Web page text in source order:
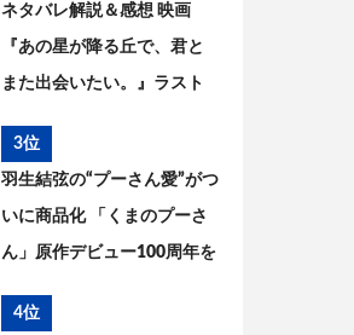
ネタバレ解説＆感想 映画
『あの星が降る丘で、君と
また出会いたい。』ラスト
3位
羽生結弦の“プーさん愛”がつ
いに商品化 「くまのプーさ
ん」原作デビュー100周年を
4位